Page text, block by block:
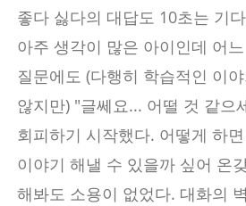
좋다 싫다의 대답도 10초는 기
아주 생각이 많은 아이인데 어
질문에도 (다행히 학습적인 이
않지만) "글쎄요... 어떨 것 같으
회피하기 시작했다. 어떻게 하
이야기 해낼 수 있을까 싶어 온
해봐도 소용이 없었다. 대화의